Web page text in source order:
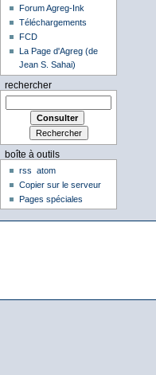
Forum Agreg-Ink
Téléchargements
FCD
La Page d'Agreg (de
Jean S. Sahai)
rechercher
boîte à outils
rss
atom
Copier sur le serveur
Pages spéciales